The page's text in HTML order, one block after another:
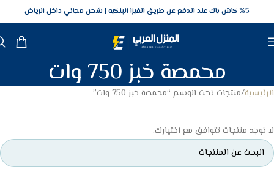
5‎% كاش باك عند الدفع عن طريق الفيزا البنكيه شحن مجاني داخل الرياض
محمصة خبز 750 وات
الرئيسية منتجات تحت الوسم “محمصة خبز 750 وات”
لا توجد منتجات تتوافق مع اختيارك.